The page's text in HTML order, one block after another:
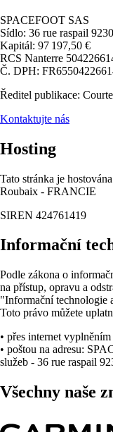
SPACEFOOT SAS
Sídlo: 36 rue raspail
Kapitál: 97 197,50 €
RCS Nanterre
Č. DPH:
Ředitel publikace:
Kontaktujte nás
Hosting
Tato stránka je
Roubaix - FRANCIE
SIREN 424761419
Informační
Podle zákona o
na přístup, opravu a
"Informační technologie
Toto právo můžete
• přes internet vyplněním
• poštou na adresu:
služeb - 36 rue raspail
Všechny naše